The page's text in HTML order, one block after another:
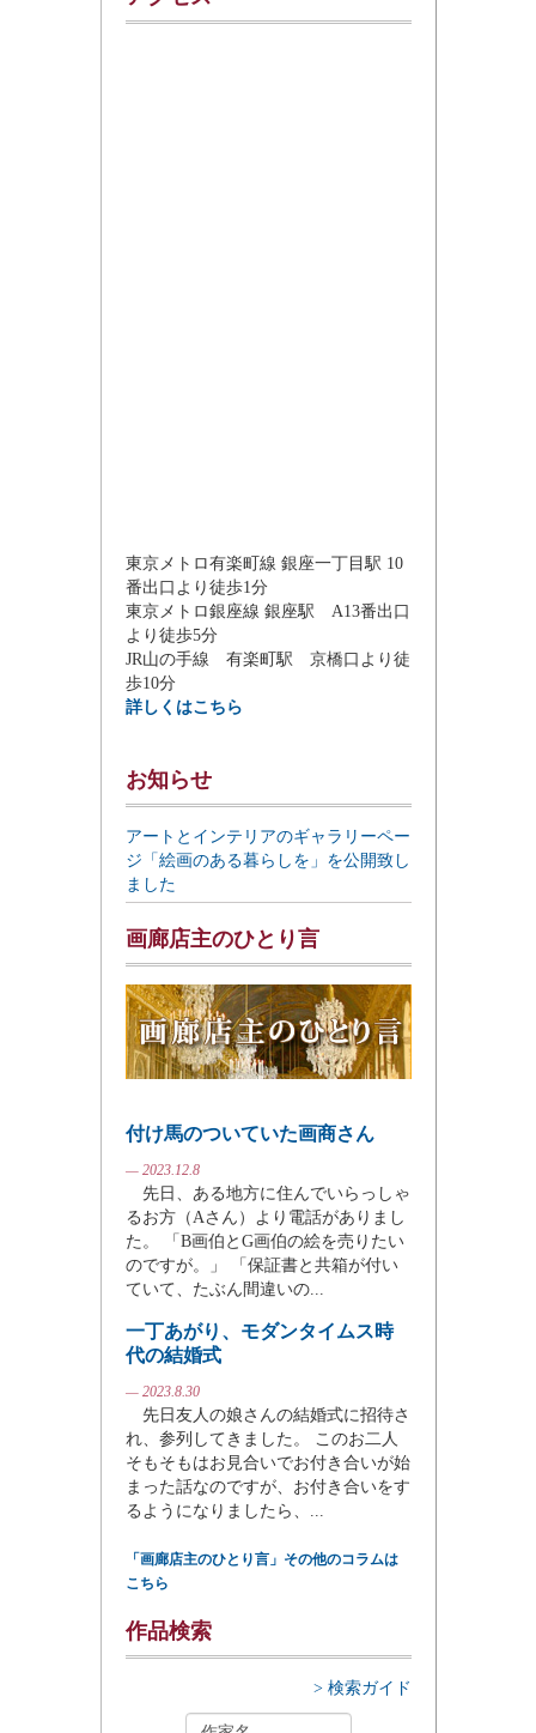
東京メトロ有楽町線 銀座一丁目駅 10
番出口より徒歩1分
東京メトロ銀座線 銀座駅 A13番出口
より徒歩5分
JR山の手線 有楽町駅 京橋口より徒
歩10分
詳しくはこちら
お知らせ
アートとインテリアのギャラリーペー
ジ「絵画のある暮らしを」を公開致し
ました
画廊店主のひとり言
付け馬のついていた画商さん
— 2023.12.8
先日、ある地方に住んでいらっしゃ
るお方（Aさん）より電話がありまし
た。 「B画伯とG画伯の絵を売りたい
のですが。」 「保証書と共箱が付い
ていて、たぶん間違いの...
一丁あがり、モダンタイムス時
代の結婚式
— 2023.8.30
先日友人の娘さんの結婚式に招待さ
れ、参列してきました。 このお二人
そもそもはお見合いでお付き合いが始
まった話なのですが、お付き合いをす
るようになりましたら、...
「画廊店主のひとり言」その他のコラムは
こちら
作品検索
> 検索ガイド